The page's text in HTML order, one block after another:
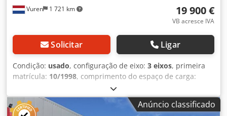
Vuren 1 721 km 19 900 €
VB acresce IVA
Solicitar Ligar
Condição: usado, configuração de eixo: 3 eixos, primeira
matrícula: 10/1998, comprimento do espaço de carga:
, largura do espaço de carga:
comprimento total:13 800 mm, largura total:2 550 mm,
altura total: 3 000 mm , suspensão:hidráulica, tamanho do
Anúncio classificado